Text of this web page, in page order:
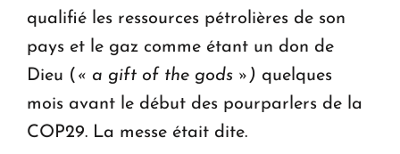
qualifié les ressources pétrolières de son
pays et le gaz comme étant un don de
Dieu ( « a gift of the gods ») quelques
mois avant le début des pourparlers de la
COP29. La messe était dite.